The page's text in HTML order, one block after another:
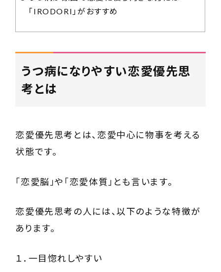
「IRODORI」がおすすめ
うつ病になりやすい恋愛優先思
考とは
恋愛優先思考とは、恋愛中心に物事を考える
状態です。
「恋愛脳」や「恋愛体質」とも言います。
恋愛優先思考の人には、以下のような特徴が
あります。
１．一目惚れしやすい